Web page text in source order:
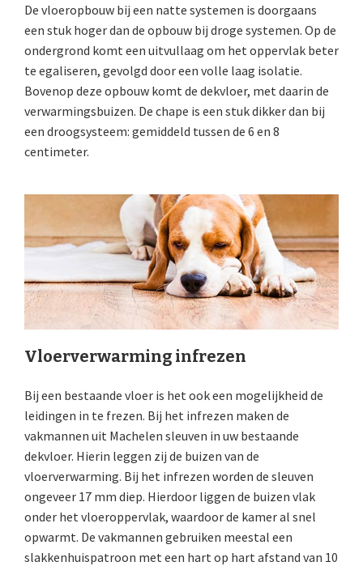
De vloeropbouw bij een natte systemen is doorgaans
een stuk hoger dan de opbouw bij droge systemen. Op de
ondergrond komt een uitvullaag om het oppervlak beter
te egaliseren, gevolgd door een volle laag isolatie.
Bovenop deze opbouw komt de dekvloer, met daarin de
verwarmingsbuizen. De chape is een stuk dikker dan bij
een droogsysteem: gemiddeld tussen de 6 en 8
centimeter.
Vloerverwarming infrezen
Bij een bestaande vloer is het ook een mogelijkheid de
leidingen in te frezen. Bij het infrezen maken de
vakmannen uit Machelen sleuven in uw bestaande
dekvloer. Hierin leggen zij de buizen van de
vloerverwarming. Bij het infrezen worden de sleuven
ongeveer 17 mm diep. Hierdoor liggen de buizen vlak
onder het vloeroppervlak, waardoor de kamer al snel
opwarmt. De vakmannen gebruiken meestal een
slakkenhuispatroon met een hart op hart afstand van 10